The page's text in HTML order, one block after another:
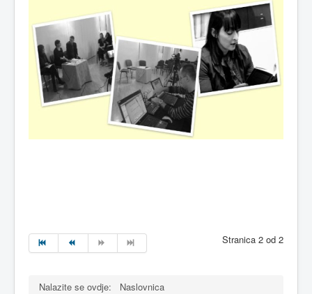
Stranica 2 od 2
Nalazite se ovdje: Naslovnica